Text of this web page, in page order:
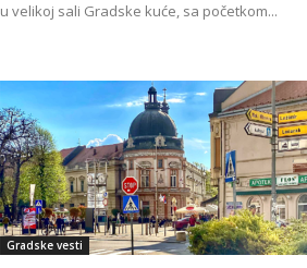
u velikoj sali Gradske kuće, sa početkom...
Gradske vesti